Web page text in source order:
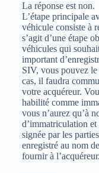
La réponse est non.
L’étape principale
véhicule consiste à
s’agit d’une étape
véhicules qui
important
SIV, vous pouvez
cas, il faudra
votre acquéreur.
habilité comme
vous n’aurez qu’à
d’immatriculation
signée par les
enregistré au nom
fournir à l’acquéreur.